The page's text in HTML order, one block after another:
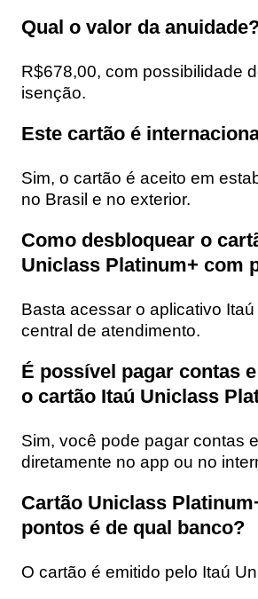
Qual o valor da
R$678,00, com possibilidade
isenção.
Este cartão é
Sim, o cartão é aceito em
no Brasil e no exterior.
Como desbloquear o
Uniclass Platinum+ com
Basta acessar o aplicativo
central de atendimento.
É possível pagar contas
o cartão Itaú Uniclass
Sim, você pode pagar contas
diretamente no app ou no
Cartão Uniclass
pontos é de qual banco?
O cartão é emitido pelo Itaú